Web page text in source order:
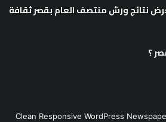
نتائج ورش منتصف العام بقصر ثقافة
؟
Clean Responsive WordPress